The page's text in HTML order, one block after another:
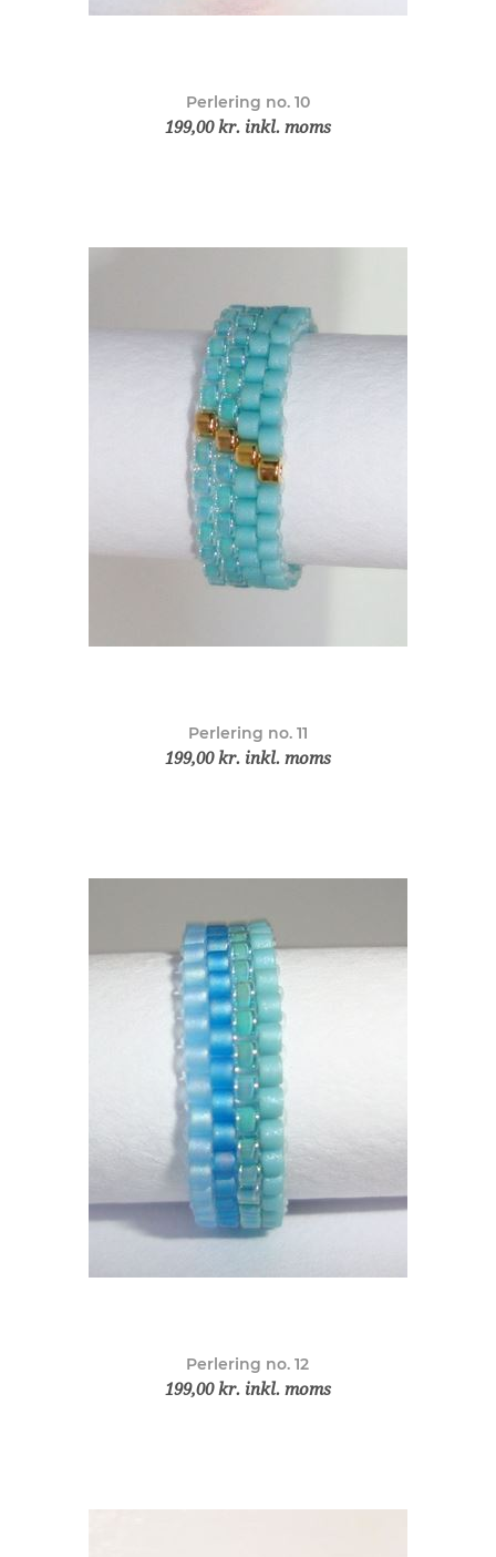
Perlering no. 10
199,00 kr. inkl. moms
Perlering no. 11
199,00 kr. inkl. moms
Perlering no. 12
199,00 kr. inkl. moms